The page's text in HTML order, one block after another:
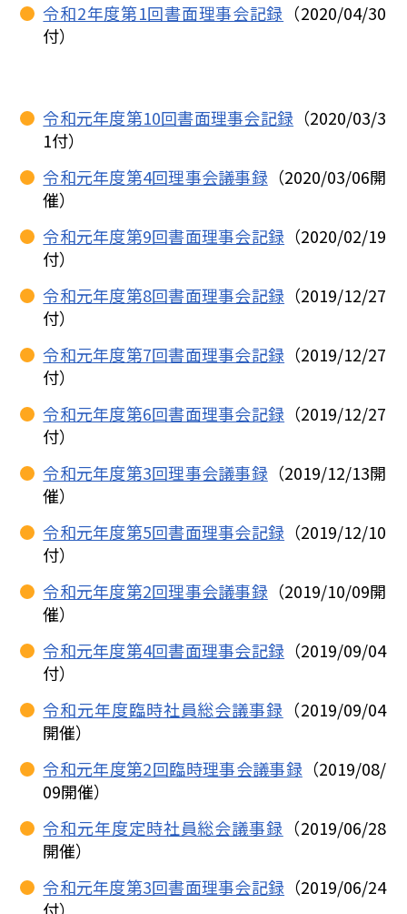
令和2年度第1回書面理事会記録 （2020/04/30
付）
令和元年度第10回書面理事会記録 （2020/03/3
1付）
令和元年度第4回理事会議事録 （2020/03/06開
催）
令和元年度第9回書面理事会記録 （2020/02/19
付）
令和元年度第8回書面理事会記録 （2019/12/27
付）
令和元年度第7回書面理事会記録 （2019/12/27
付）
令和元年度第6回書面理事会記録 （2019/12/27
付）
令和元年度第3回理事会議事録 （2019/12/13開
催）
令和元年度第5回書面理事会記録 （2019/12/10
付）
令和元年度第2回理事会議事録 （2019/10/09開
催）
令和元年度第4回書面理事会記録 （2019/09/04
付）
令和元年度臨時社員総会議事録 （2019/09/04
開催）
令和元年度第2回臨時理事会議事録 （2019/08/
09開催）
令和元年度定時社員総会議事録 （2019/06/28
開催）
令和元年度第3回書面理事会記録 （2019/06/24